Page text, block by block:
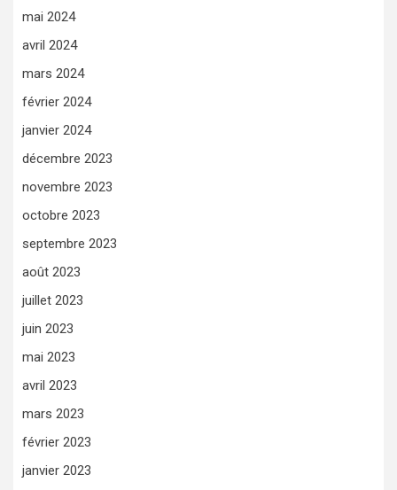
mai 2024
avril 2024
mars 2024
février 2024
janvier 2024
décembre 2023
novembre 2023
octobre 2023
septembre 2023
août 2023
juillet 2023
juin 2023
mai 2023
avril 2023
mars 2023
février 2023
janvier 2023